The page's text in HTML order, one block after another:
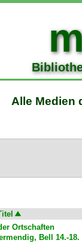
Alle Medien
Ortschaften
Bell 14.-18.